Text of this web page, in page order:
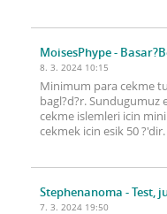
MoisesPhype-
8. 3. 2024 10:15
Minimum para cekme
bagl?d?r. Sundugumuz
cekme islemleri icin
cekmek icin esik 50 ?'dir.
Stephenanoma - Test,
7. 3. 2024 19:50